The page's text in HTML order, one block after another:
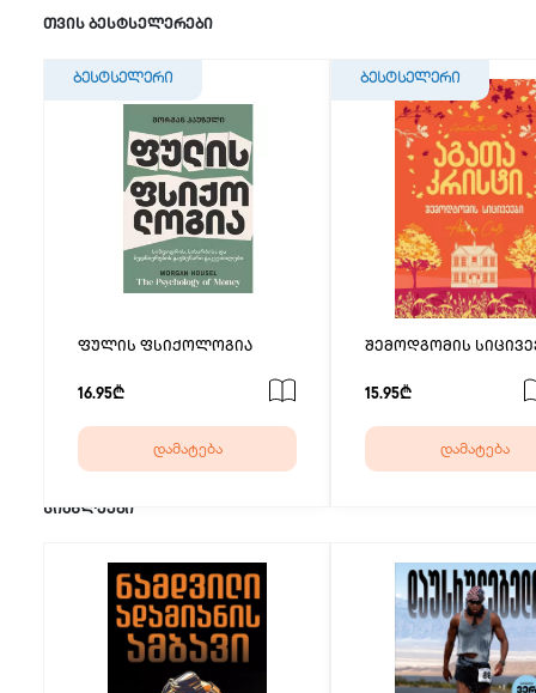
თვის ბესტსელერები
ბესტსელერი
ფულის ფსიქოლოგია
16.95₾
დამატება
ბესტსელერი
შემოდგომის
15.95₾
დამატება
სიახლეები